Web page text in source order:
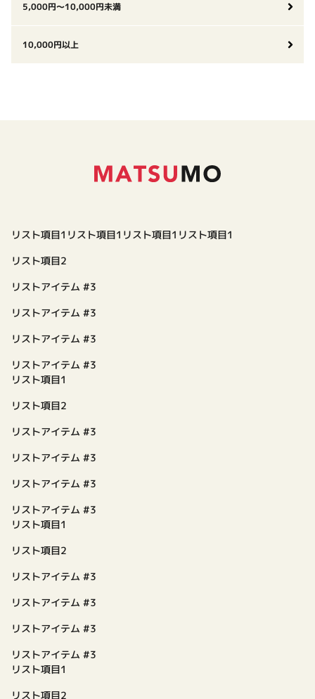
5,000円〜10,000円未満
10,000円以上
リスト項目1リスト項目1リスト項目1リスト項目1
リスト項目2
リストアイテム #3
リストアイテム #3
リストアイテム #3
リストアイテム #3
リスト項目1
リスト項目2
リストアイテム #3
リストアイテム #3
リストアイテム #3
リストアイテム #3
リスト項目1
リスト項目2
リストアイテム #3
リストアイテム #3
リストアイテム #3
リストアイテム #3
リスト項目1
リスト項目2